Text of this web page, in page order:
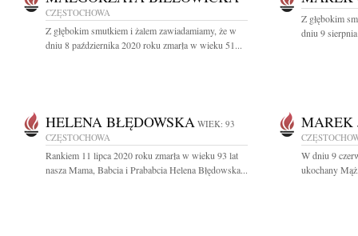
CZĘSTOCHOWA
Z głębokim smutkiem i żalem zawiadamiamy, że w
dniu 8 października 2020 roku zmarła w wieku 51...
Z głębokim
dniu 9
HELENA BŁĘDOWSKA WIEK: 93
CZĘSTOCHOWA
Rankiem 11 lipca 2020 roku zmarła w wieku 93 lat
nasza Mama, Babcia i Prababcia Helena Błędowska...
MAREK
W dniu 9
ukochany